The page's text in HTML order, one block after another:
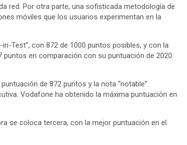
red. Por otra parte, una sofisticada metodología de
móviles que los usuarios experimentan en la
Test”, con 872 de 1000 puntos posibles, y con la
puntos en comparación con su puntuación de 2020.
de 872 puntos y la nota “notable”.
Vodafone ha obtenido la máxima puntuación en
se coloca tercera, con la mejor puntuación en el